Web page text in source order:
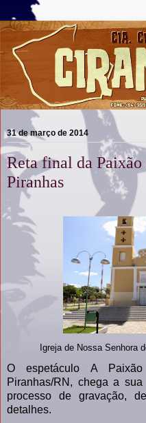
31 de março de 2014
Reta final da
Piranhas
Igreja de Nossa Senhora
O espetáculo A
Piranhas/RN, chega a
processo de gravação,
detalhes.